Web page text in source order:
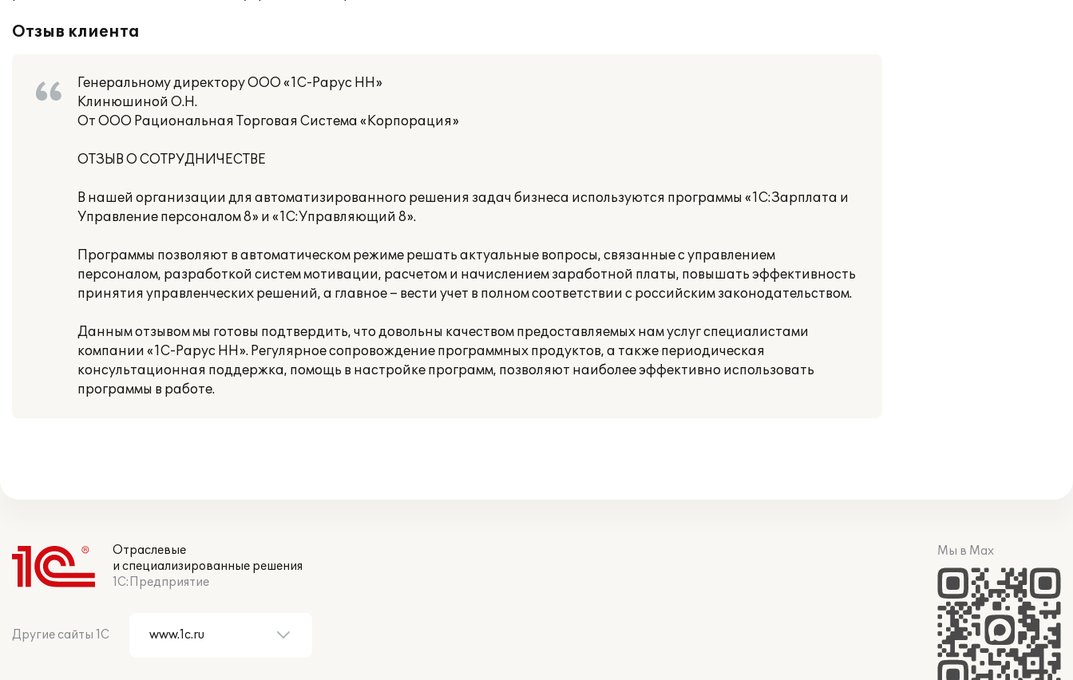
Отзыв клиента
Генеральному директору ООО «1С-Рарус НН»
Клинюшиной О.Н.
От ООО Рациональная Торговая Система «Корпорация»
ОТЗЫВ О СОТРУДНИЧЕСТВЕ
В нашей организации для автоматизированного решения задач бизнеса используются программы «1С:Зарплата и
Управление персоналом 8» и «1С:Управляющий 8».
Программы позволяют в автоматическом режиме решать актуальные вопросы, связанные с управлением
персоналом, разработкой систем мотивации, расчетом и начислением заработной платы, повышать эффективность
принятия управленческих решений, а главное – вести учет в полном соответствии с российским законодательством.
Данным отзывом мы готовы подтвердить, что довольны качеством предоставляемых нам услуг специалистами
компании «1С-Рарус НН». Регулярное сопровождение программных продуктов, а также периодическая
консультационная поддержка, помощь в настройке программ, позволяют наиболее эффективно использовать
программы в работе.
Отраслевые
и специализированные решения
1С:Предприятие
Другие сайты 1С
Мы в Max